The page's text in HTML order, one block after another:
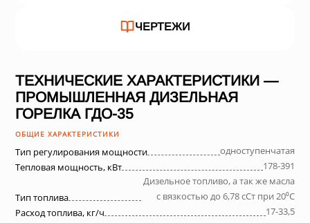
ЧЕРТЕЖИ
ТЕХНИЧЕСКИЕ ХАРАКТЕРИСТИКИ —
ПРОМЫШЛЕННАЯ ДИЗЕЛЬНАЯ
ГОРЕЛКА ГДО-35
ОБЩИЕ ХАРАКТЕРИСТИКИ
Тип регулирования мощности
одноступенчатая
Тепловая мощность, кВт
178-391
Тип топлива
Дизельное топливо, а так же масла
с вязкостью до 6,78 сСт при 20⁰С
Расход топлива, кг/ч
17-33,5